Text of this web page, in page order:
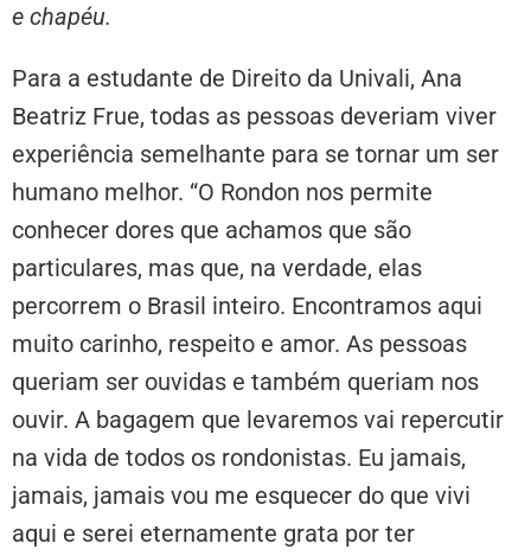
e chapéu.
Para a estudante de Direito da Univali, Ana
Beatriz Frue, todas as pessoas deveriam viver
experiência semelhante para se tornar um ser
humano melhor. “O Rondon nos permite
conhecer dores que achamos que são
particulares, mas que, na verdade, elas
percorrem o Brasil inteiro. Encontramos aqui
muito carinho, respeito e amor. As pessoas
queriam ser ouvidas e também queriam nos
ouvir. A bagagem que levaremos vai repercutir
na vida de todos os rondonistas. Eu jamais,
jamais, jamais vou me esquecer do que vivi
aqui e serei eternamente grata por ter